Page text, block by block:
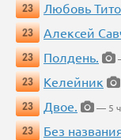
23
Любовь
23
Алексей
23
Полдень.
23
Келейник
23
Двое.
— 5
23
Без